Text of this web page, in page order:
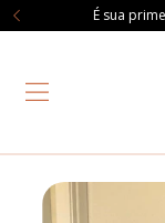
É sua